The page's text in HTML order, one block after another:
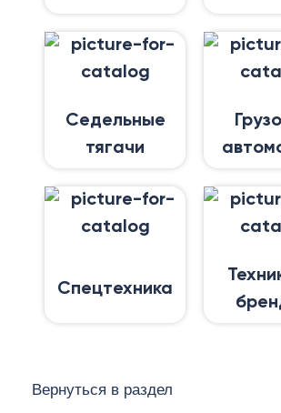
Седельные
тягачи
Спецтехника
Вернуться в раздел